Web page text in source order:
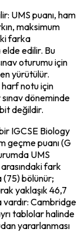
UMS puanı, ham
maksimum
farka
elde edilir. Bu
oturumu için
yürütülür.
harf notu için
döneminde
değildir.
IGCSE Biology
geçme puanı (G
UMS
fark
(75) bölünür;
yaklaşık 46,7
Cambridge
tablolar halinde
yararlanması